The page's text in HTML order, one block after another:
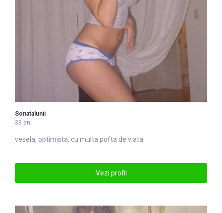
Sonatalunii
33 ani
vesela, optimista, cu multa pofta de viata.
Vezi profil